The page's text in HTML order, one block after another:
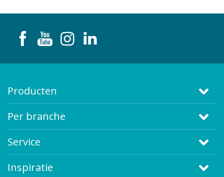
Producten
Per branche
Service
Inspiratie